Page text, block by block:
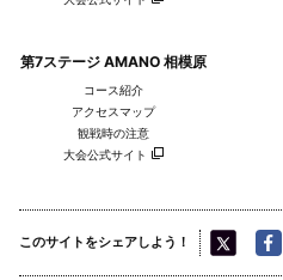
第7ステージ AMANO 相模原
コース紹介
アクセスマップ
観戦時の注意
大会公式サイト
このサイトをシェアしよう！